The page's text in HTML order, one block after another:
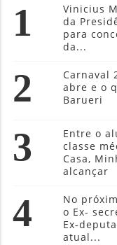
1
Vinicius
da
para
da...
2
Carnaval
abre e o
Barueri
3
Entre o
classe
Casa,
alcançar
4
No
o Ex-
Ex-
atual...